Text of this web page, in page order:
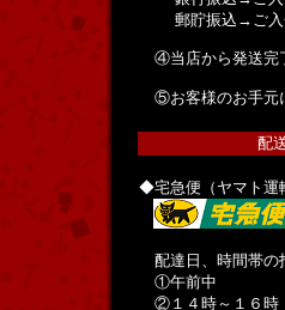
郵貯振込→ご入
④当店から発送完
⑤お客様のお手元
配
◆宅急便（ヤマト運
配達日、時間帯の
①午前中 ④
②１４時～１